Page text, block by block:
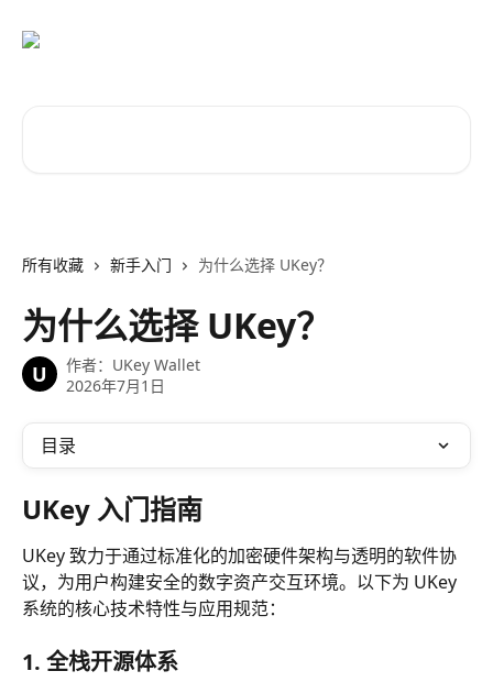
所有收藏 新手入门 为什么选择 UKey？
为什么选择 UKey？
U 作者： UKey Wallet
2026年7月1日
目录
UKey 入门指南
UKey 致力于通过标准化的加密硬件架构与透明的软件协
议，为用户构建安全的数字资产交互环境。以下为 UKey
系统的核心技术特性与应用规范：
1. 全栈开源体系